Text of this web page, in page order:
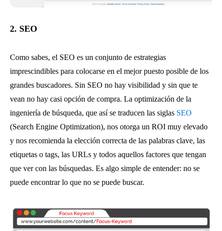
2. SEO
Como sabes, el SEO es un conjunto de estrategias
imprescindibles para colocarse en el mejor puesto posible de los
grandes buscadores. Sin SEO no hay visibilidad y sin que te
vean no hay casi opción de compra. La optimización de la
ingeniería de búsqueda, que así se traducen las siglas SEO
(Search Engine Optimization), nos otorga un ROI muy elevado
y nos recomienda la elección correcta de las palabras clave, las
etiquetas o tags, las URLs y todos aquellos factores que tengan
que ver con las búsquedas. Es algo simple de entender: no se
puede encontrar lo que no se puede buscar.